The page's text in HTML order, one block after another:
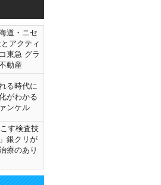
道・ニセ
アクティ
東急 グラ
動産
る時代に
がわかる
ンケル
す検査技
銀クリが
療のあり